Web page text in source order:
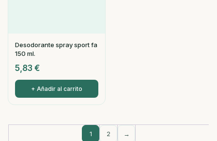
Desodorante spray sport fa
150 ml.
5,83 €
+ Añadir al carrito
1 2 →